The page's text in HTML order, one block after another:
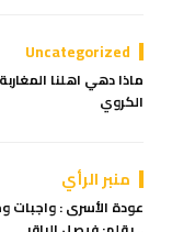
Uncategorized
ماذا دهي اهلنا
الكروي
منبر الرأي
عودة الأسرى : واجبات